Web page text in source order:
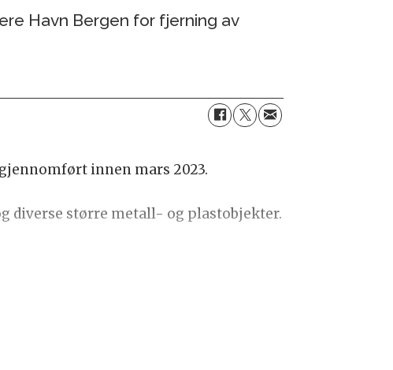
Havn Bergen for fjerning av
innen mars 2023.
diverse større metall- og plastobjekter.